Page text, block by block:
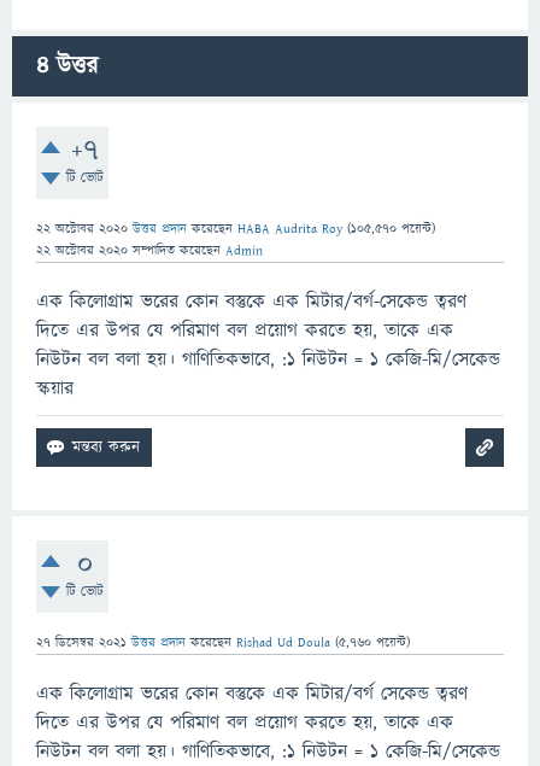
4উত্তর
+7
টি ভোট
22 অক্টোবর 2020 উত্তর প্রদান করেছেন HABA Audrita Roy (105,570 পয়েন্ট)
22 অক্টোবর 2020 সম্পাদিত করেছেন Admin
এক কিলোগ্রাম ভরের কোন বস্তুকে এক মিটার/বর্গ-সেকেন্ড ত্বরণ
দিতে এর উপর যে পরিমাণ বল প্রয়োগ করতে হয়, তাকে এক
নিউটন বল বলা হয়। গাণিতিকভাবে, :১ নিউটন = ১ কেজি-মি/সেকেন্ড
স্কয়ার
0
টি ভোট
27 ডিসেম্বর 2021 উত্তর প্রদান করেছেন Rishad Ud Doula (5,760 পয়েন্ট)
এক কিলোগ্রাম ভরের কোন বস্তুকে এক মিটার/বর্গ সেকেন্ড ত্বরণ
দিতে এর উপর যে পরিমাণ বল প্রয়োগ করতে হয়, তাকে এক
নিউটন বল বলা হয়। গাণিতিকভাবে, :১ নিউটন = ১ কেজি-মি/সেকেন্ড